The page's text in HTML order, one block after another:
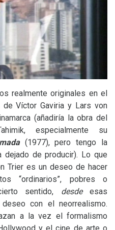
realmente originales en el
Víctor Gaviria y Lars von
(añadiría la obra del
especialmente su
(1977), pero tengo la
dejado de producir). Lo que
Trier es un deseo de hacer
“ordinarios”, pobres o
sentido, desdeesas
con el neorrealismo.
a la vez el formalismo